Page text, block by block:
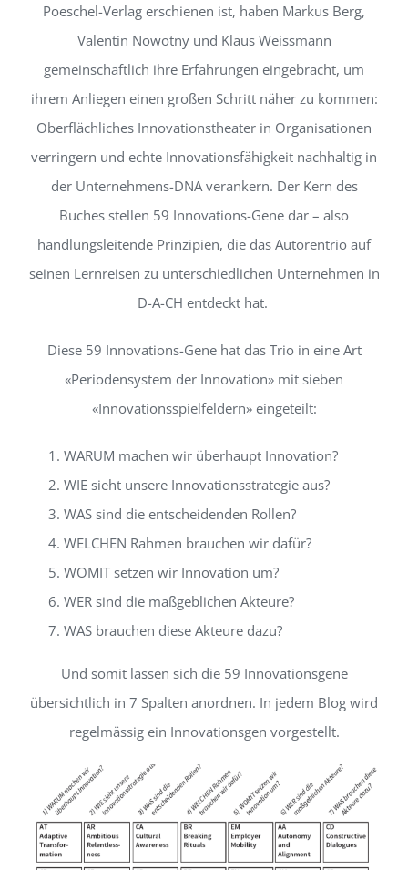
Poeschel-Verlag erschienen ist, haben Markus Berg,
Valentin Nowotny und Klaus Weissmann
gemeinschaftlich ihre Erfahrungen eingebracht, um
ihrem Anliegen einen großen Schritt näher zu kommen:
Oberflächliches Innovationstheater in Organisationen
verringern und echte Innovationsfähigkeit nachhaltig in
der Unternehmens-DNA verankern. Der Kern des
Buches stellen 59 Innovations-Gene dar – also
handlungsleitende Prinzipien, die das Autorentrio auf
seinen Lernreisen zu unterschiedlichen Unternehmen in
D-A-CH entdeckt hat.
Diese 59 Innovations-Gene hat das Trio in eine Art
«Periodensystem der Innovation» mit sieben
«Innovationsspielfeldern» eingeteilt:
WARUM machen wir überhaupt Innovation?
WIE sieht unsere Innovationsstrategie aus?
WAS sind die entscheidenden Rollen?
WELCHEN Rahmen brauchen wir dafür?
WOMIT setzen wir Innovation um?
WER sind die maßgeblichen Akteure?
WAS brauchen diese Akteure dazu?
Und somit lassen sich die 59 Innovationsgene
übersichtlich in 7 Spalten anordnen. In jedem Blog wird
regelmässig ein Innovationsgen vorgestellt.